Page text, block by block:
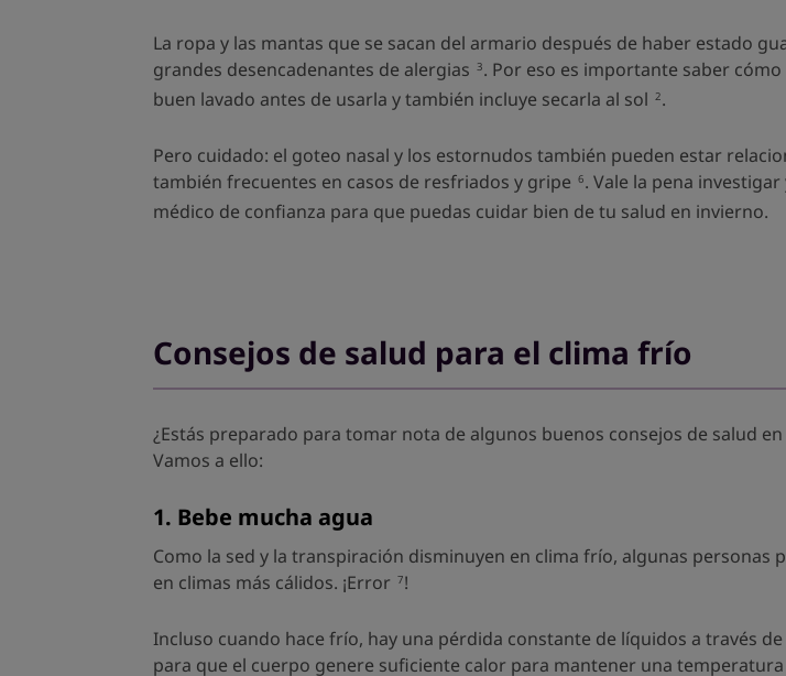
La ropa y las mantas que se sacan del armario después de haber estado
grandes desencadenantes de alergias 3. Por eso es importante saber
buen lavado antes de usarla y también incluye secarla al sol 2.
Pero cuidado: el goteo nasal y los estornudos también pueden estar
también frecuentes en casos de resfriados y gripe 6. Vale la pena
médico de confianza para que puedas cuidar bien de tu salud en invierno.
Consejos de salud para el clima frío
¿Estás preparado para tomar nota de algunos buenos consejos de salud
Vamos a ello:
1. Bebe mucha agua
Como la sed y la transpiración disminuyen en clima frío, algunas
en climas más cálidos. ¡Error 7!
Incluso cuando hace frío, hay una pérdida constante de líquidos a través
para que el cuerpo genere suficiente calor para mantener una